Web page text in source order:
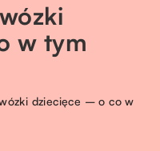
w tym
dziecięce – o co w